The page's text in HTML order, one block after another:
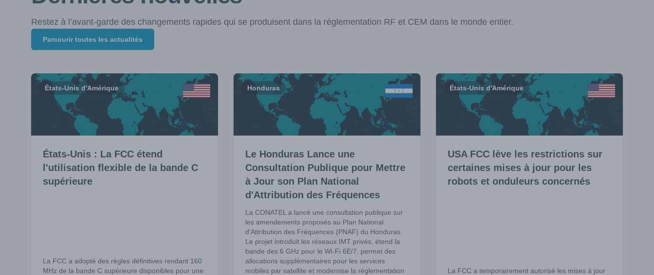
Restez à l’avant-garde des changements rapides qui se produisent dans la réglementation RF et CEM dans le monde entier.
Parcourir toutes les actualités
États-Unis d'Amérique
États-Unis : La FCC étend
l'utilisation flexible de la bande C
supérieure
La FCC a adopté des règles définitives rendant 160
MHz de la bande C supérieure disponibles pour une
Honduras
Le Honduras Lance une
Consultation Publique pour Mettre
à Jour son Plan National
d'Attribution des Fréquences
La CONATEL a lancé une consultation publique sur
les amendements proposés au Plan National
d'Attribution des Fréquences (PNAF) du Honduras.
Le projet introduit les réseaux IMT privés, étend la
bande des 6 GHz pour le Wi-Fi 6E/7, permet des
allocations supplémentaires pour les services
mobiles par satellite et modernise la réglementation
États-Unis d'Amérique
USA FCC lève les restrictions sur
certaines mises à jour pour les
robots et onduleurs concernés
La FCC a temporairement autorisé les mises à jour